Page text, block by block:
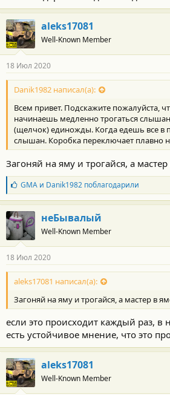
aleks17081
Well-Known Member
18 Июл 2020
Danik1982 написал(а):
Всем привет. Подскажите пожалуйста,
начинаешь медленно трогаться
(щелчок) единожды. Когда едешь все в
слышан. Коробка переключает плавно
Загоняй на яму и трогайся, а
Б
л
а
г
о
д
а
н
о
с
и
:
GMAи Danik1982поблагодарили
неБывалый
Well-Known Member
18 Июл 2020
aleks17081 написал(а):
Загоняй на яму и трогайся, а мастер в
если это происходит каждый раз, в
есть устойчивое мнение, что это
aleks17081
Well-Known Member